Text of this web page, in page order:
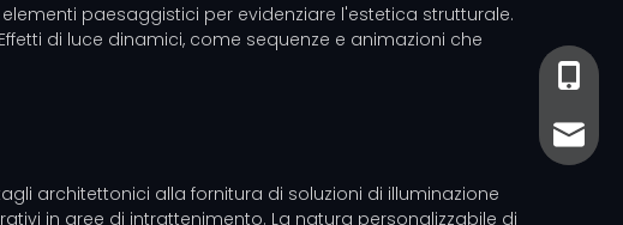
paesaggistici per evidenziare l'estetica strutturale.
di luce dinamici, come sequenze e animazioni che
architettonici alla fornitura di soluzioni di illuminazione
in ​​aree di intrattenimento. La natura personalizzabile di
+86-
+86-